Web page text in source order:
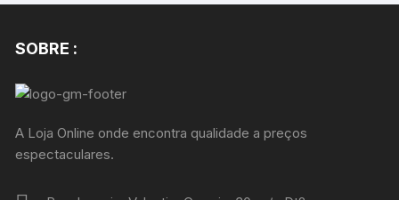
SOBRE :
A Loja Online onde encontra qualidade a preços
espectaculares.